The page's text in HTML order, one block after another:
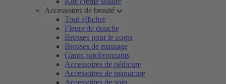
Accessoires de beauté
Tout afficher
Fleurs de douche
Brosses pour le corps
Brosses de massage
Gants autobronzants
Accessoires de pédicure
Accessoires de manucure
Accessoires de soin